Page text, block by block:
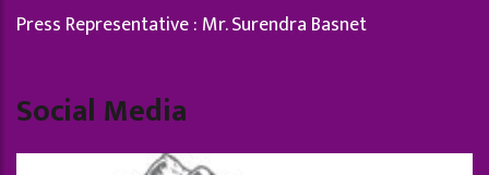
Press Representative : Mr. Surendra Basnet
Social Media